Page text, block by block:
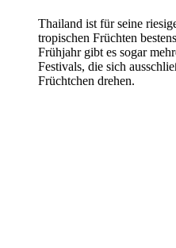
Thailand ist für seine
tropischen Früchten
Frühjahr gibt es sogar
Festivals, die sich
Früchtchen drehen.